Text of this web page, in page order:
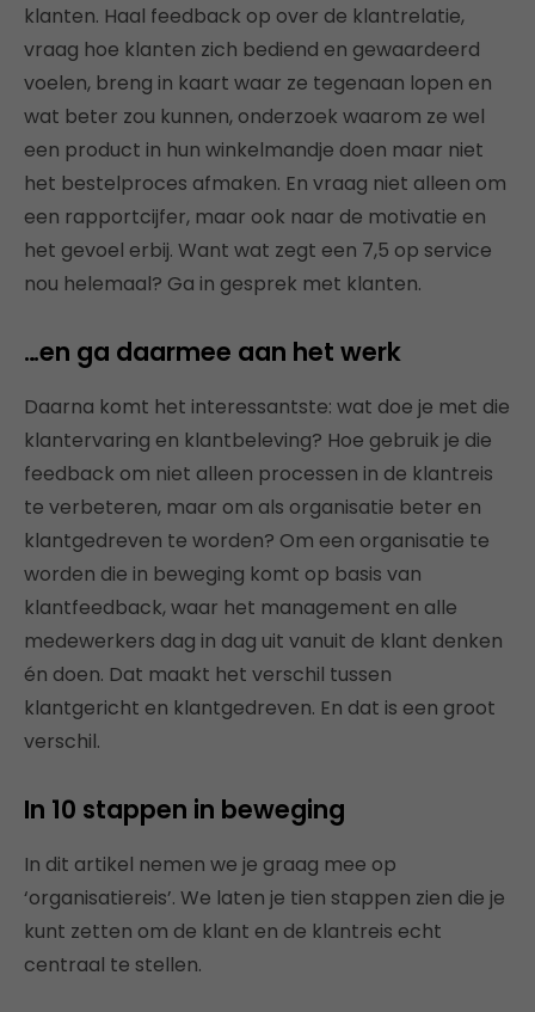
klanten. Haal feedback op over de klantrelatie,
vraag hoe klanten zich bediend en gewaardeerd
voelen, breng in kaart waar ze tegenaan lopen en
wat beter zou kunnen, onderzoek waarom ze wel
een product in hun winkelmandje doen maar niet
het bestelproces afmaken. En vraag niet alleen om
een rapportcijfer, maar ook naar de motivatie en
het gevoel erbij. Want wat zegt een 7,5 op service
nou helemaal? Ga in gesprek met klanten.
…en ga daarmee aan het werk
Daarna komt het interessantste: wat doe je met die
klantervaring en klantbeleving? Hoe gebruik je die
feedback om niet alleen processen in de klantreis
te verbeteren, maar om als organisatie beter en
klantgedreven te worden? Om een organisatie te
worden die in beweging komt op basis van
klantfeedback, waar het management en alle
medewerkers dag in dag uit vanuit de klant denken
én doen. Dat maakt het verschil tussen
klantgericht en klantgedreven. En dat is een groot
verschil.
In 10 stappen in beweging
In dit artikel nemen we je graag mee op
‘organisatiereis’. We laten je tien stappen zien die je
kunt zetten om de klant en de klantreis echt
centraal te stellen.